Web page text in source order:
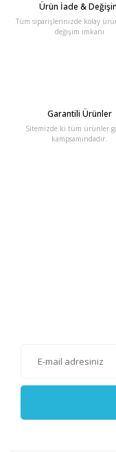
Ürün İade &
Tüm siparişlerinizde kolay
değişim imkanı
Garantili Ürünler
Sitemizde ki tüm ürünler
kampsamındadır.